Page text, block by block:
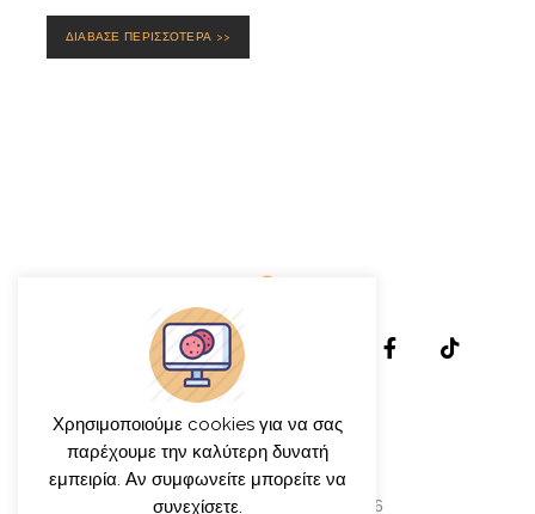
ΔΙΑΒΑΣΕ ΠΕΡΙΣΣΟΤΕΡΑ >>
© γιώργος ιατρίδης 2013-2026
Χρησιμοποιούμε cookies για να σας
παρέχουμε την καλύτερη δυνατή
εμπειρία. Αν συμφωνείτε μπορείτε να
συνεχίσετε.